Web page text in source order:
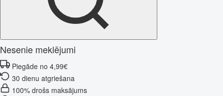
Nesenie meklējumi
Piegāde no 4,99€
30 dienu atgriešana
100% drošs maksājums